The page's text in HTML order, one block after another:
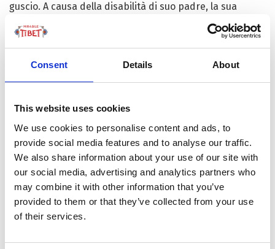
Consent Details About
This website uses cookies
We use cookies to personalise content and ads, to
provide social media features and to analyse our traffic.
We also share information about your use of our site with
our social media, advertising and analytics partners who
may combine it with other information that you’ve
provided to them or that they’ve collected from your use
of their services.
guscio. A causa della disabilità di suo padre, la sua
famiglia non sta molto bene. Essendo la figlia maggiore,
è diligente ma timida. “Dopo essermai unita al corso di
diventata molto più estroversa”, ricorda Tashi Badro con
una scintilla negli occhi.
Batang detiene la migliore reputazione per l’esecuzione
e la conservazione della danza Xianzi. La danza, che
risale a più di 1.000 anni fa, è come un fossile vivente
dell’antica arte tibetana del canto e della danza, mentre
Batang conserva migliaia di melodie e testi originali. I
testi sono poesie che registrano la vita locale del
passato.